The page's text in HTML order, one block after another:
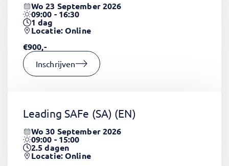
Wo 23 September 2026
09:00 - 16:30
1dag
Locatie: Online
€900,-
Inschrijven
Leading SAFe (SA) (EN)
Wo 30 September 2026
09:00 - 15:00
2.5dagen
Locatie: Online